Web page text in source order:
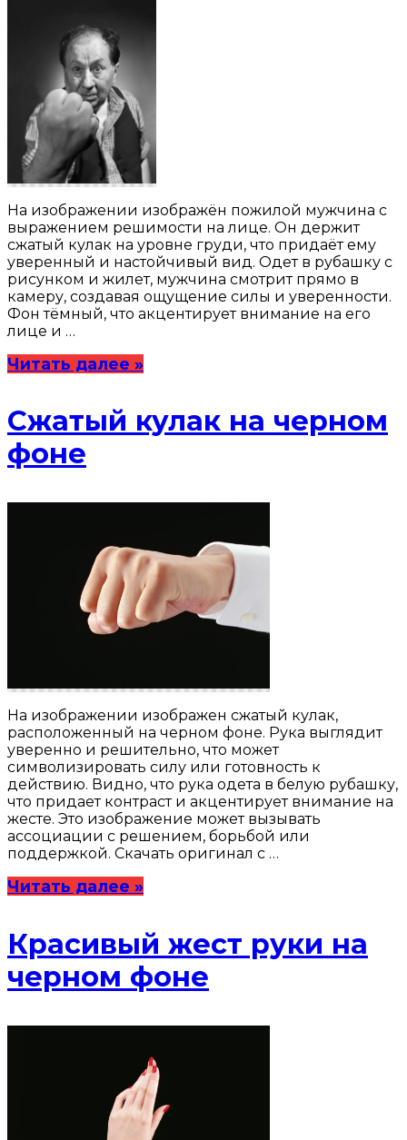
На изображении изображён пожилой мужчина с
выражением решимости на лице. Он держит
сжатый кулак на уровне груди, что придаёт ему
уверенный и настойчивый вид. Одет в рубашку с
рисунком и жилет, мужчина смотрит прямо в
камеру, создавая ощущение силы и уверенности.
Фон тёмный, что акцентирует внимание на его
лице и …
Читать далее »
Сжатый кулак на черном
фоне
На изображении изображен сжатый кулак,
расположенный на черном фоне. Рука выглядит
уверенно и решительно, что может
символизировать силу или готовность к
действию. Видно, что рука одета в белую рубашку,
что придает контраст и акцентирует внимание на
жесте. Это изображение может вызывать
ассоциации с решением, борьбой или
поддержкой. Скачать оригинал с …
Читать далее »
Красивый жест руки на
черном фоне